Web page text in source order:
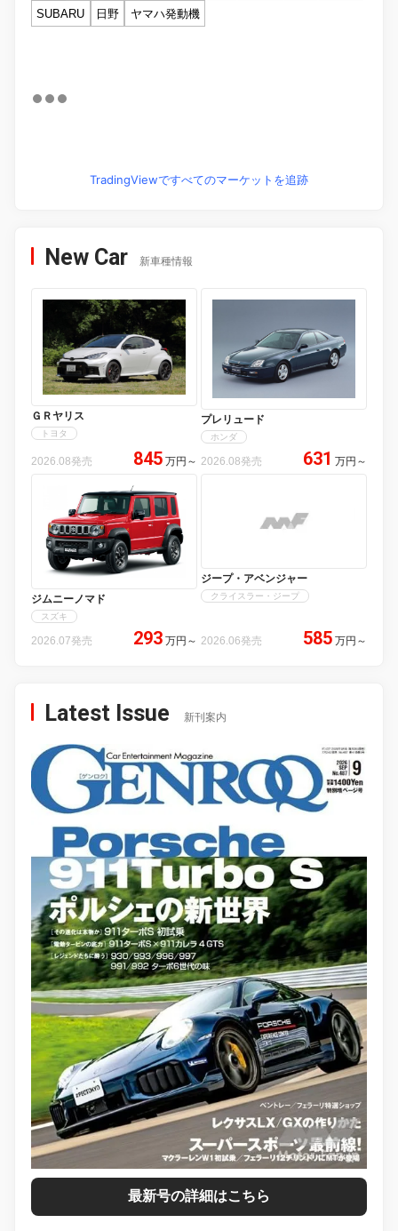
SUBARU
日野 ヤマハ発動機
TradingViewですべてのマーケットを追跡
New Car 新車種情報
ＧＲヤリス
トヨタ
2026.08発売 845 万円 ～
プレリュード
ホンダ
2026.08発売 631 万円 ～
ジムニーノマド
スズキ
2026.07発売 293 万円 ～
ジープ・アベンジャー
クライスラー・ジープ
2026.06発売 585 万円 ～
Latest Issue 新刊案内
最新号の詳細はこちら